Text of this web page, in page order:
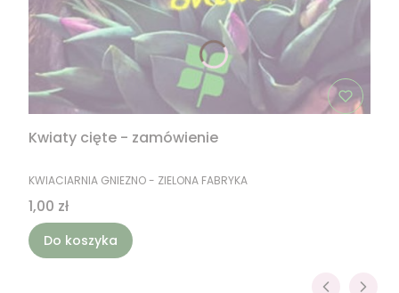
Kwiaty cięte - zamówienie
PRODUCENT
KWIACIARNIA GNIEZNO - ZIELONA FABRYKA
Cena
1,00 zł
Do koszyka